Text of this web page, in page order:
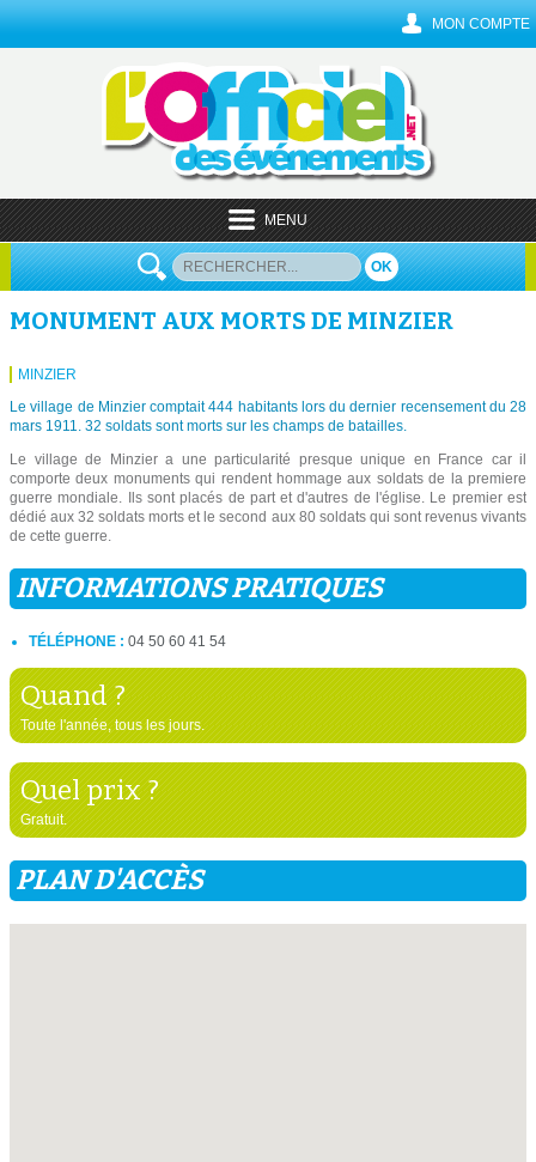
MON COMPTE
MENU
OK
MONUMENT AUX MORTS DE MINZIER
MINZIER
Le village de Minzier comptait 444 habitants lors du dernier recensement du 28
mars 1911. 32 soldats sont morts sur les champs de batailles.
Le village de Minzier a une particularité presque unique en France car il
comporte deux monuments qui rendent hommage aux soldats de la premiere
guerre mondiale. Ils sont placés de part et d'autres de l'église. Le premier est
dédié aux 32 soldats morts et le second aux 80 soldats qui sont revenus vivants
de cette guerre.
INFORMATIONS PRATIQUES
TÉLÉPHONE : 04 50 60 41 54
Quand ?
Toute l'année, tous les jours.
Quel prix ?
Gratuit.
PLAN D'ACCÈS